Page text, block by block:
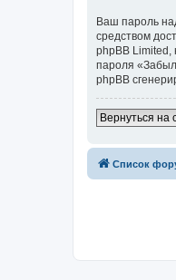
Ваш пароль
средством
phpBB Limited,
пароля
phpBB
Вернуться на
Список